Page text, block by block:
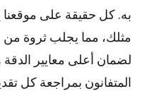
به. كل حقيقة على
مثلك، مما يجلب ثروة من
لضمان أعلى معايير الدقة
المتفانون بمراجعة كل